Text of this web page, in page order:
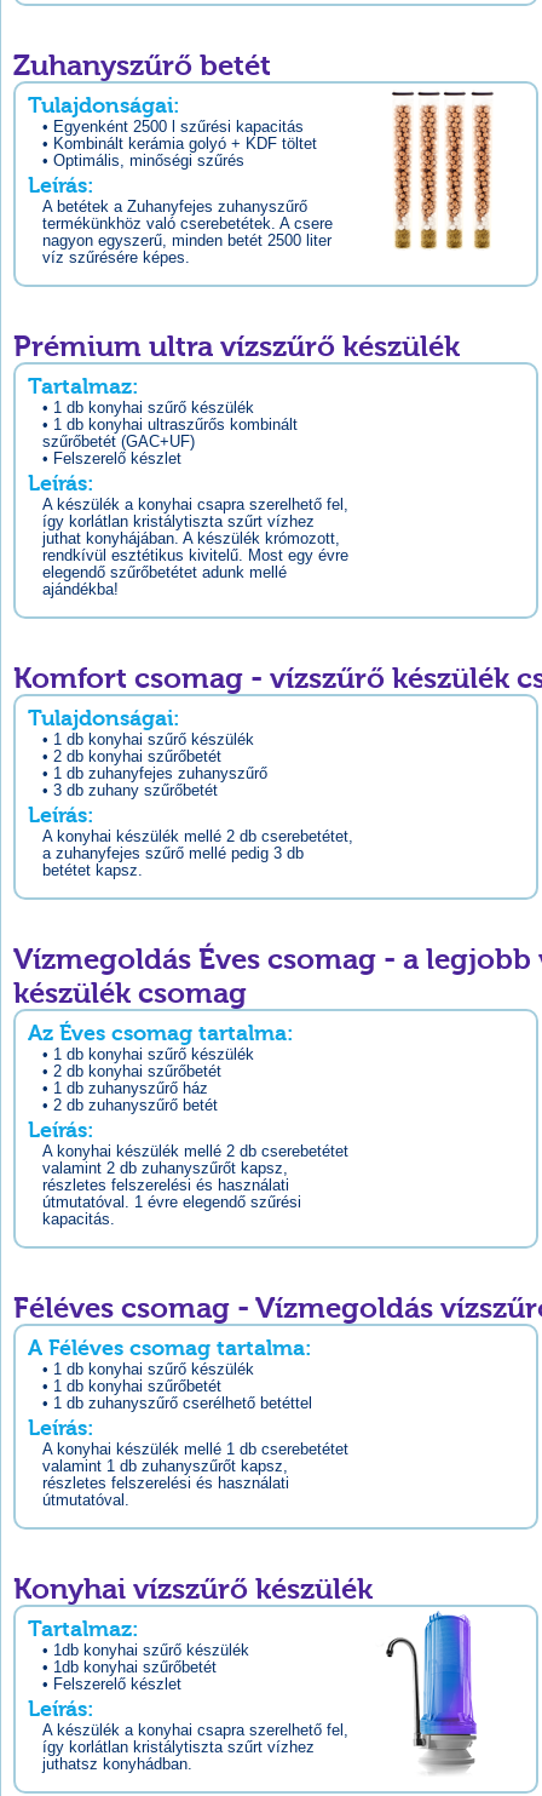
Zuhanyszűrő betét
Tulajdonságai:
• Egyenként 2500 l szűrési kapacitás
• Kombinált kerámia golyó + KDF töltet
• Optimális, minőségi szűrés
Leírás:
A betétek a Zuhanyfejes zuhanyszűrő
termékünkhöz való cserebetétek. A csere
nagyon egyszerű, minden betét 2500 liter
víz szűrésére képes.
Prémium ultra vízszűrő készülék
Tartalmaz:
• 1 db konyhai szűrő készülék
• 1 db konyhai ultraszűrős kombinált
szűrőbetét (GAC+UF)
• Felszerelő készlet
Leírás:
A készülék a konyhai csapra szerelhető fel,
így korlátlan kristálytiszta szűrt vízhez
juthat konyhájában. A készülék krómozott,
rendkívül esztétikus kivitelű. Most egy évre
elegendő szűrőbetétet adunk mellé
ajándékba!
Komfort csomag - vízszűrő készülék
Tulajdonságai:
• 1 db konyhai szűrő készülék
• 2 db konyhai szűrőbetét
• 1 db zuhanyfejes zuhanyszűrő
• 3 db zuhany szűrőbetét
Leírás:
A konyhai készülék mellé 2 db cserebetétet,
a zuhanyfejes szűrő mellé pedig 3 db
betétet kapsz.
Vízmegoldás Éves csomag - a legjobb
készülék csomag
Az Éves csomag tartalma:
• 1 db konyhai szűrő készülék
• 2 db konyhai szűrőbetét
• 1 db zuhanyszűrő ház
• 2 db zuhanyszűrő betét
Leírás:
A konyhai készülék mellé 2 db cserebetétet
valamint 2 db zuhanyszűrőt kapsz,
részletes felszerelési és használati
útmutatóval. 1 évre elegendő szűrési
kapacitás.
Féléves csomag - Vízmegoldás
A Féléves csomag tartalma:
• 1 db konyhai szűrő készülék
• 1 db konyhai szűrőbetét
• 1 db zuhanyszűrő cserélhető betéttel
Leírás:
A konyhai készülék mellé 1 db cserebetétet
valamint 1 db zuhanyszűrőt kapsz,
részletes felszerelési és használati
útmutatóval.
Konyhai vízszűrő készülék
Tartalmaz:
• 1db konyhai szűrő készülék
• 1db konyhai szűrőbetét
• Felszerelő készlet
Leírás:
A készülék a konyhai csapra szerelhető fel,
így korlátlan kristálytiszta szűrt vízhez
juthatsz konyhádban.